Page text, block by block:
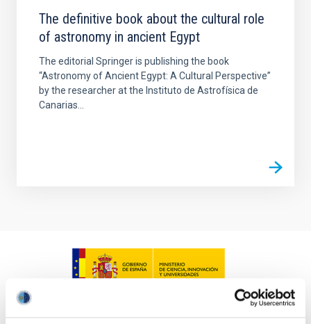
The definitive book about the cultural role
of astronomy in ancient Egypt
The editorial Springer is publishing the book
“Astronomy of Ancient Egypt: A Cultural Perspective”
by the researcher at the Instituto de Astrofísica de
Canarias...